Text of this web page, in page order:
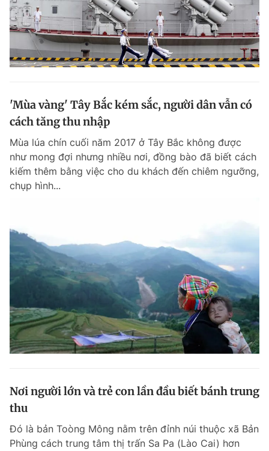
'Mùa vàng' Tây Bắc kém sắc, người dân vẫn có
cách tăng thu nhập
Mùa lúa chín cuối năm 2017 ở Tây Bắc không được
như mong đợi nhưng nhiều nơi, đồng bào đã biết cách
kiếm thêm bằng việc cho du khách đến chiêm ngưỡng,
chụp hình...
Nơi người lớn và trẻ con lần đầu biết bánh trung
thu
Đó là bản Toòng Mông nằm trên đỉnh núi thuộc xã Bản
Phùng cách trung tâm thị trấn Sa Pa (Lào Cai) hơn